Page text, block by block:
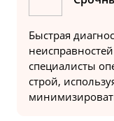
Быстрая
специалисты
строй,